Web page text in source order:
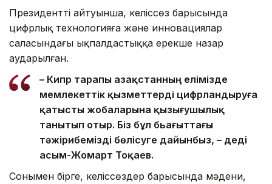
Президенттің айтуынша, келіссөз барысында
цифрлық технологияға және инновациялар
саласындағы ықпалдастыққа ерекше назар
аударылған.
– Кипр тарапы Қазақстанның елімізде
мемлекеттік қызметтерді цифрландыруға
қатысты жобаларына қызығушылық
танытып отыр. Біз бұл бьағыттағы
тәжірибемізді бөлісуге дайынбыз, – деді
Қасым-Жомарт Тоқаев.
Сонымен бірге, келіссөздер барысында мәдени,